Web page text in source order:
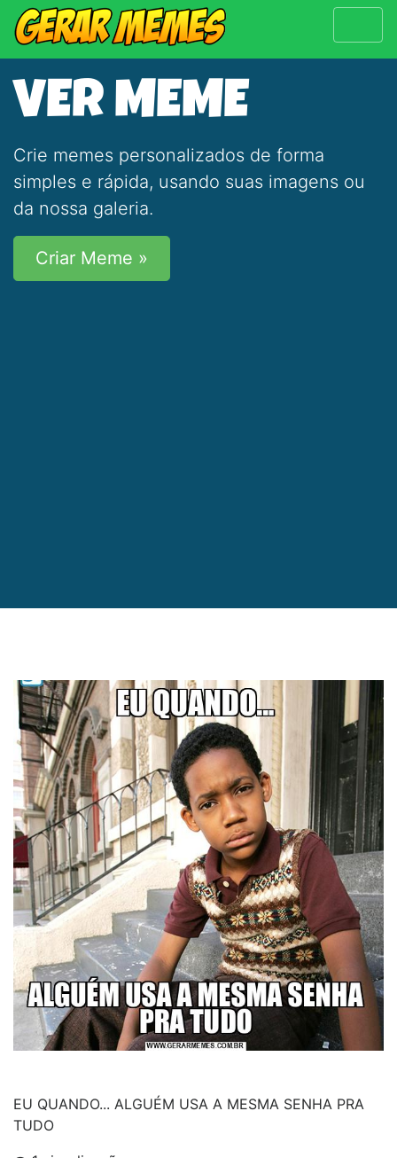
VER MEME
Crie memes personalizados de forma
simples e rápida, usando suas imagens ou
da nossa galeria.
Criar Meme »
EU QUANDO... ALGUÉM USA A MESMA SENHA PRA
TUDO